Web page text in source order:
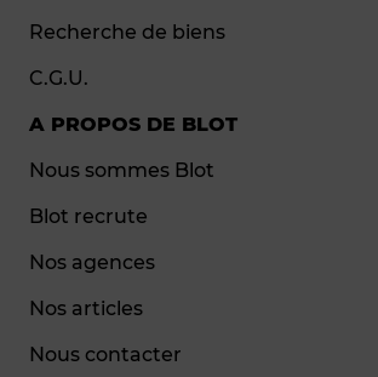
Recherche de biens
C.G.U.
A PROPOS DE BLOT
Nous sommes Blot
Blot recrute
Nos agences
Nos articles
Nous contacter